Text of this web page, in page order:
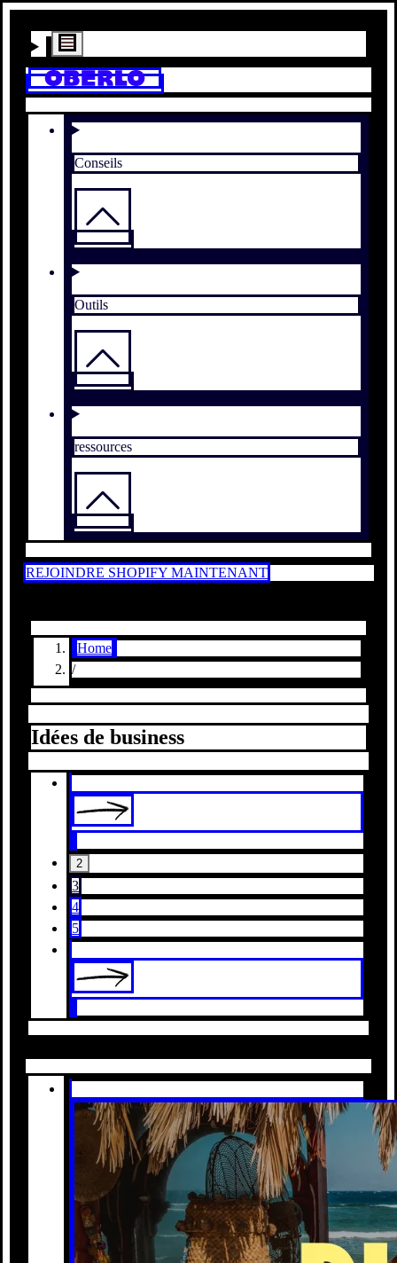
Conseils
Outils
ressources
REJOINDRE SHOPIFY MAINTENANT
Home
/
Idées de business
2
3
4
5